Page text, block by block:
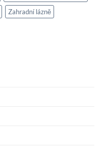
Zahradní lázně